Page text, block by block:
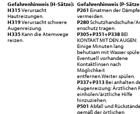
Gefahrenhinweis (H-Sätze):
H315Verursacht
Hautreizungen.
H319Verursacht schwere
Augenreizung.
H335Kann die Atemwege
reizen.
Gefahrenhinweis (P-
P261 Einatmen der Dämpfe
vermeiden.
P280Schutzhandschuhe/
enschutz tragen.
P305+P351+P338BEI
KONTAKT MIT DEN AUGEN:
Einige Minuten lang
behutsam mit Wasser
Eventuell vorhandene
Kontaktlinsen nach
Möglichkeit
entfernen.Weiter spülen.
P337+P313Bei anhalten
Augenreizung: Ärztlichen
einholen/ärztliche Hilfe
hinzuziehen.
P501 Abfall und Rückstände
gemäß der örtlichen